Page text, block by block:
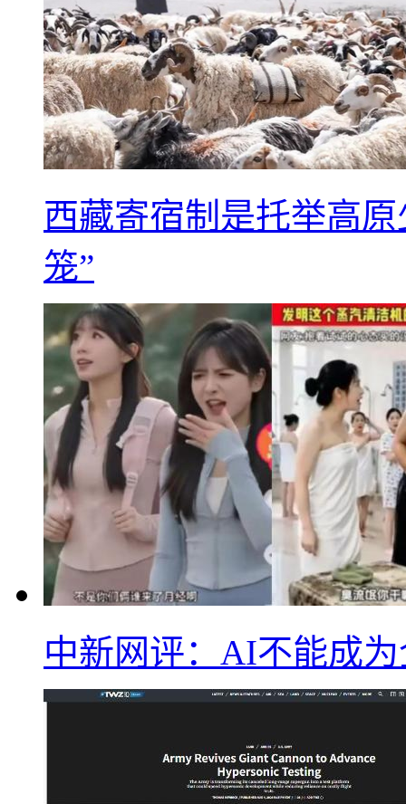
西藏寄宿制是托举高
笼”
中新网评：AI不能成